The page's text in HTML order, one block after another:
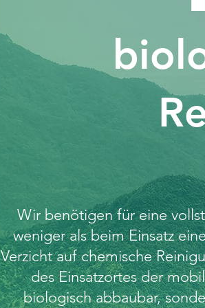
Wir benötigen für eine
weniger als beim Einsatz
Verzicht auf chemische
des Einsatzortes der
biologisch abbaubar,